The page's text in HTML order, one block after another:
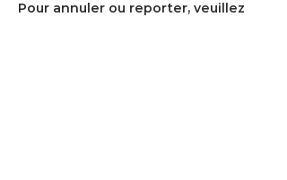
Pour annuler ou reporter, veuillez